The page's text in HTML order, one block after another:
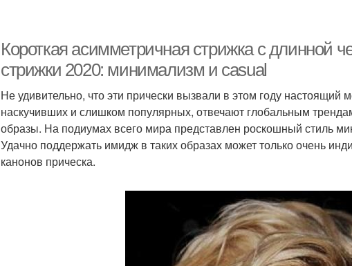
Короткая асимметричная стрижка с длинной
стрижки 2020: минимализм и casual
Не удивительно, что эти прически вызвали в этом году
наскучивших и слишком популярных, отвечают глобальным
образы. На подиумах всего мира представлен роскошный стиль
Удачно поддержать имидж в таких образах может только очень
канонов прическа.